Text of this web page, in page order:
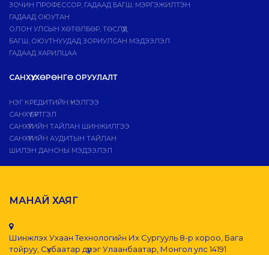
ЗОЧИН ПРОФЕССОР, ГАДААД БАГШ, МЭРГЭЖИЛТЭН
ГАДААД ОЮУТАН
ОЛОН УЛСЫН ХӨТӨЛБӨР, ТӨСЛҮҮД
БАГШ, ОЮУТНУУДАД ЗОРИУЛСАН МЭДЭЭЛЭЛ
ГАДААД ХАРИЛЦАА
САНХҮҮ, ХӨРӨНГӨ ОРУУЛАЛТ
НЭГ КРЕДИТИЙН ҮНЭЛГЭЭ
САНХҮҮ БҮРТГЭЛ
САНХҮҮГИЙН ТАЙЛАН ШИНЖИЛГЭЭ
САНХҮҮГИЙН АУДИТЫН ТАЙЛАН
ШИЛЭН ДАНСНЫ МЭДЭЭЛЭЛ
МАНАЙ ХАЯГ
Шинжлэх Ухаан Технологийн Их Сургууль 8-р хороо, Бага
тойруу, Сүхбаатар дүүрэг Улаанбаатар, Монгол улс 14191